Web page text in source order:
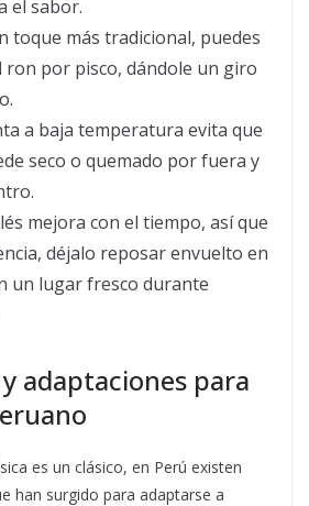
el sabor.
toque más tradicional, puedes
ron por pisco, dándole un giro
a baja temperatura evita que
seco o quemado por fuera y
mejora con el tiempo, así que
déjalo reposar envuelto en
un lugar fresco durante
adaptaciones para
es un clásico, en Perú existen
han surgido para adaptarse a